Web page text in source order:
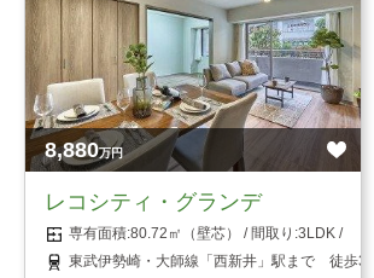
8,880万円
レコシティ・グランデ
80.72㎡（壁芯）
3LDK
東武伊勢崎・大師線「西新井」駅まで 徒歩3分